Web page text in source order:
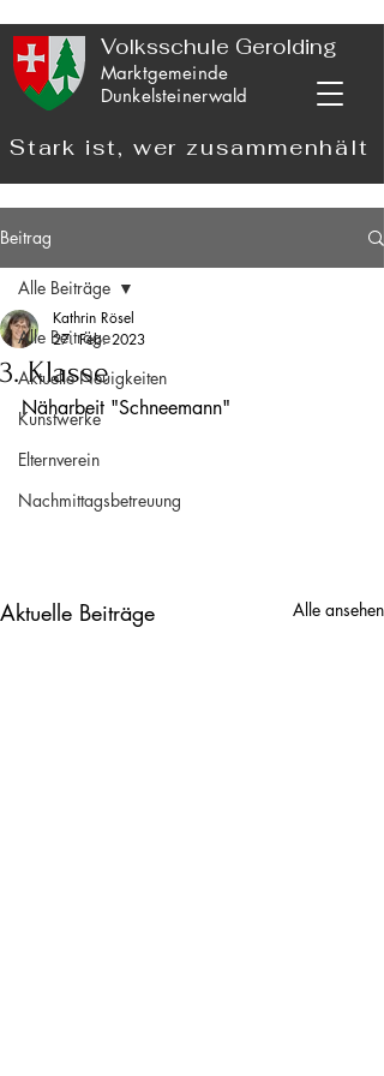
Volksschule Gerolding
Marktgemeinde
Dunkelsteinerwald
Stark ist, wer zusammenhält
Beitrag
Alle Beiträge
Aktuelle Neuigkeiten
Kunstwerke
Elternverein
Nachmittagsbetreuung
Alle Beiträge
3. Klasse
Kathrin Rösel
27. Feb. 2023
Näharbeit "Schneemann"
Aktuelle Beiträge Alle ansehen